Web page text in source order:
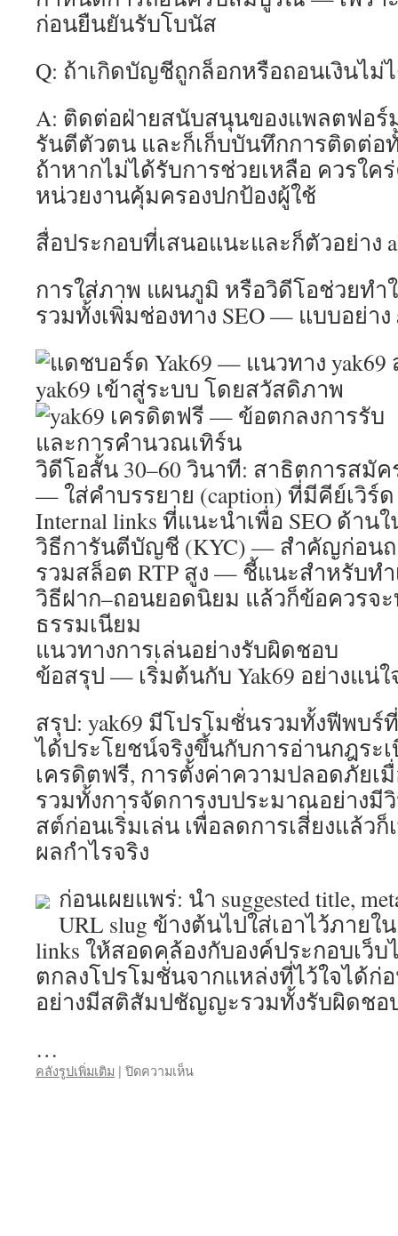
ก่อนยืนยันรับโบนัส
Q: ถ้าเกิดบัญชีถูกล็อกหรือถอนเงินไม่
A: ติดต่อฝ่ายสนับสนุนของแพลตฟอร์
รันตีตัวตน และก็เก็บบันทึกการติดต่อ
ถ้าหากไม่ได้รับการช่วยเหลือ ควรใค
หน่วยงานคุ้มครองปกป้องผู้ใช้
สื่อประกอบที่เสนอแนะและก็ตัวอย่าง
การใส่ภาพ แผนภูมิ หรือวิดีโอช่วยทำ
รวมทั้งเพิ่มช่องทาง SEO — แบบอย่าง
วิดีโอสั้น 30–60 วินาที: สาธิตการสมั
— ใส่คำบรรยาย (caption) ที่มีคีย์เวิร์ด
Internal links ที่แนะนำเพื่อ SEO ด้าน
วิธีการันตีบัญชี (KYC) — สำคัญก่อน
รวมสล็อต RTP สูง — ชี้แนะสำหรับท
วิธีฝาก–ถอนยอดนิยม แล้วก็ข้อควรจ
ธรรมเนียม
แนวทางการเล่นอย่างรับผิดชอบ
ข้อสรุป — เริ่มต้นกับ Yak69 อย่างแน่
สรุป: yak69 มีโปรโมชั่นรวมทั้งฟีพบร์
ได้ประโยชน์จริงขึ้นกับการอ่านกฎระ
เครดิตฟรี, การตั้งค่าความปลอดภัยเมื่
รวมทั้งการจัดการงบประมาณอย่างมี
สต์ก่อนเริ่มเล่น เพื่อลดการเสี่ยงแล้ว
ผลกำไรจริง
ก่อนเผยแพร่: นำ suggested title,
URL slug ข้างต้นไปใส่เอาไว้ภายใ
links ให้สอดคล้องกับองค์ประกอบเว็
ตกลงโปรโมชั่นจากแหล่งที่ไว้ใจได้ก่
อย่างมีสติสัมปชัญญะรวมทั้งรับผิดชอ
…
คลังรูปเพิ่มเติม | ปิดความเห็นบน